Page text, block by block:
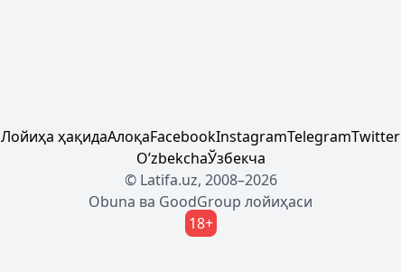
Лойиҳа ҳақидаАлоқаFacebookInstagramTelegramTwitter
OʼzbekchaЎзбекча
© Latifa.uz, 2008–2026
Obuna ва GoodGroup лойиҳаси
18+